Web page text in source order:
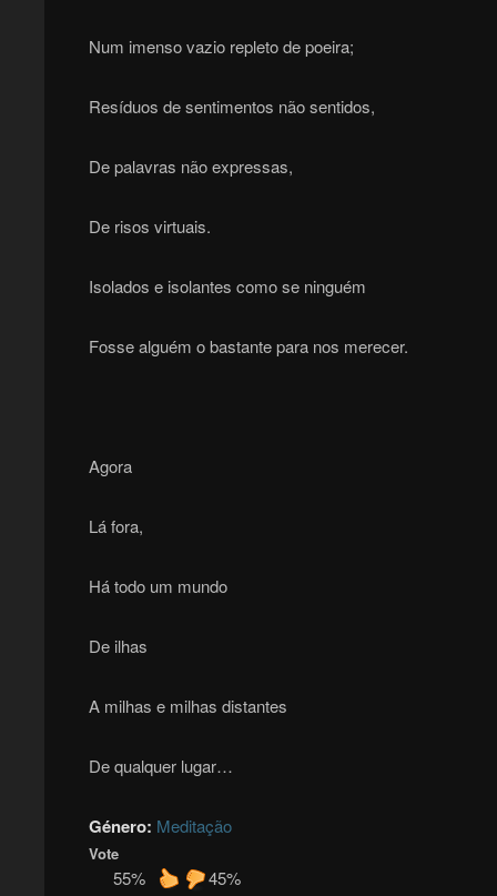
Num imenso vazio repleto de poeira;
Resíduos de sentimentos não sentidos,
De palavras não expressas,
De risos virtuais.
Isolados e isolantes como se ninguém
Fosse alguém o bastante para nos merecer.
Agora
Lá fora,
Há todo um mundo
De ilhas
A milhas e milhas distantes
De qualquer lugar…
Género: Meditação
Vote
55% 45%